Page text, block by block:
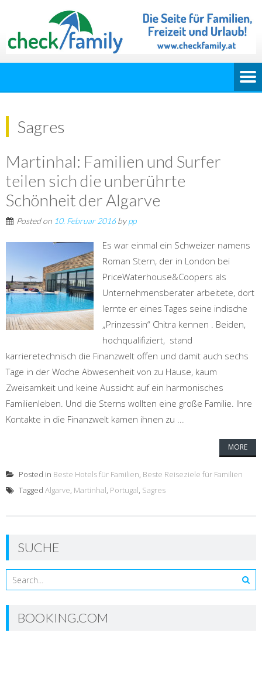
Sagres
Martinhal: Familien und Surfer
teilen sich die unberührte
Schönheit der Algarve
Posted on 10. Februar 2016bypp
Es war einmal ein Schweizer namens
Roman Stern, der in London bei
PriceWaterhouse&Coopers als
Unternehmensberater arbeitete, dort
lernte er eines Tages seine indische
„Prinzessin“ Chitra kennen . Beiden,
hochqualifiziert, stand
karrieretechnisch die Finanzwelt offen und damit auch sechs
Tage in der Woche Abwesenheit von zu Hause, kaum
Zweisamkeit und keine Aussicht auf ein harmonisches
Familienleben. Und die Sterns wollten eine große Familie. Ihre
Kontakte in die Finanzwelt kamen ihnen zu ...
MORE
Posted in Beste Hotels für Familien, Beste Reiseziele für Familien
Tagged Algarve, Martinhal, Portugal, Sagres
SUCHE
BOOKING.COM